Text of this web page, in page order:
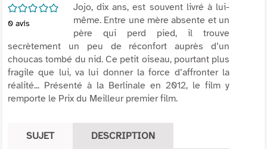
/5
0 avis
Jojo, dix ans, est souvent livré à lui-
même. Entre une mère absente et un
père qui perd pied, il trouve
secrètement un peu de réconfort auprès d’un
choucas tombé du nid. Ce petit oiseau, pourtant plus
fragile que lui, va lui donner la force d’affronter la
réalité... Présenté à la Berlinale en 2012, le film y
remporte le Prix du Meilleur premier film.
SUJET DESCRIPTION